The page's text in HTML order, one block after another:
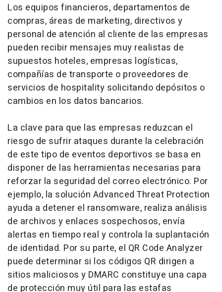
Los equipos financieros, departamentos de
compras, áreas de marketing, directivos y
personal de atención al cliente de las empresas
pueden recibir mensajes muy realistas de
supuestos hoteles, empresas logísticas,
compañías de transporte o proveedores de
servicios de hospitality solicitando depósitos o
cambios en los datos bancarios.
La clave para que las empresas reduzcan el
riesgo de sufrir ataques durante la celebración
de este tipo de eventos deportivos se basa en
disponer de las herramientas necesarias para
reforzar la seguridad del correo electrónico. Por
ejemplo, la solución Advanced Threat Protection
ayuda a detener el ransomware, realiza análisis
de archivos y enlaces sospechosos, envía
alertas en tiempo real y controla la suplantación
de identidad. Por su parte, el QR Code Analyzer
puede determinar si los códigos QR dirigen a
sitios maliciosos y DMARC constituye una capa
de protección muy útil para las estafas